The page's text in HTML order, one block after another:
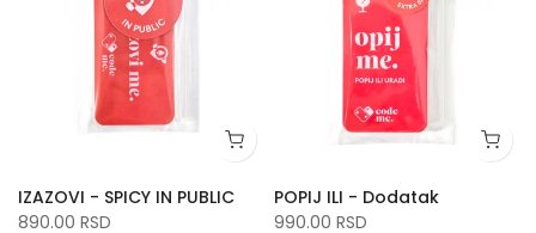
IZAZOVI - SPICY IN PUBLIC
890.00 RSD
POPIJ ILI - Dodatak
990.00 RSD